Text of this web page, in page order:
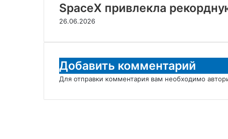
SpaceX привлекла
26.06.2026
Добавить комментарий
Для отправки комментария вам необходимо